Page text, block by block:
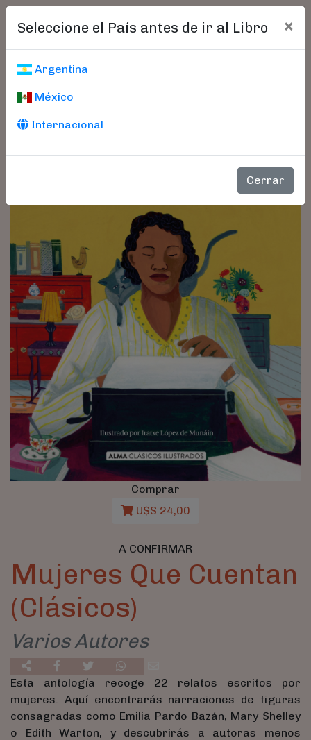
Seleccione el País antes de ir al Libro ×
Argentina
México
Internacional
Cerrar
Comprar
U$S 24,00
A CONFIRMAR
Mujeres Que Cuentan
(Clásicos)
Varios Autores
Esta antología recoge 22 relatos escritos por
mujeres. Aquí encontrarás narraciones de figuras
consagradas como Emilia Pardo Bazán, Mary Shelley
o Edith Warton, y descubrirás a autoras menos